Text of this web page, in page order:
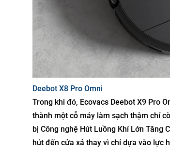
Deebot X8 Pro Omni
Trong khi đó, Ecovacs Deebot X9 Pro
thành một cỗ máy làm sạch thậm chí
bị Công nghệ Hút Luồng Khí Lớn
hút đến cửa xả thay vì chỉ dựa vào lực